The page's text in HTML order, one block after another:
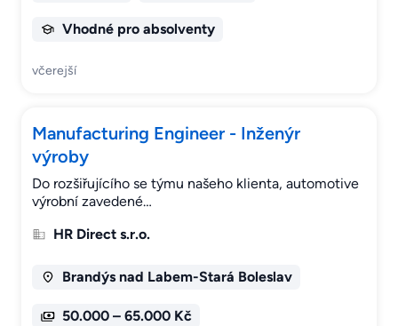
Vhodné pro absolventy
včerejší
Manufacturing Engineer - Inženýr
výroby
Do rozšiřujícího se týmu našeho klienta, automotive
výrobní zavedené…
HR Direct s.r.o.
Brandýs nad Labem-Stará Boleslav
50.000 – 65.000 Kč